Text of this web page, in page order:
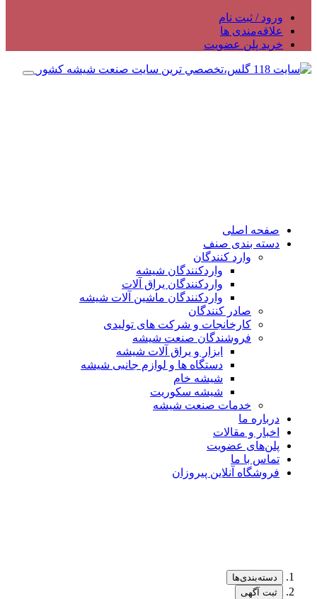
ورود / ثبت نام
علاقه‌مندی ها
خرید پلن عضویت
صفحه اصلی
دسته بندی صنف
وارد کنندگان
واردکنندگان شیشه
واردکنندگان یراق آلات
واردکنندگان ماشین آلات شیشه
صادر کنندگان
کارخانجات و شرکت های تولیدی
فروشندگان صنعت شیشه
ابزار و یراق آلات شیشه
دستگاه ها و لوازم جانبی شیشه
شیشه خام
شیشه سکوریت
خدمات صنعت شیشه
درباره ما
اخبار و مقالات
پلن‌های عضویت
تماس با ما
فروشگاه آنلاین پیروزان
دسته‌بندی‌ها
ثبت آگهی